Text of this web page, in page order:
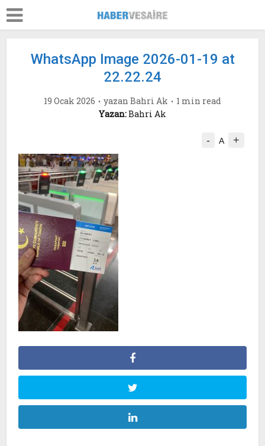
WhatsApp Image 2026-01-19 at
22.22.24
19 Ocak 2026 yazan Bahri Ak
1 min read
Yazan:Bahri Ak
- A +